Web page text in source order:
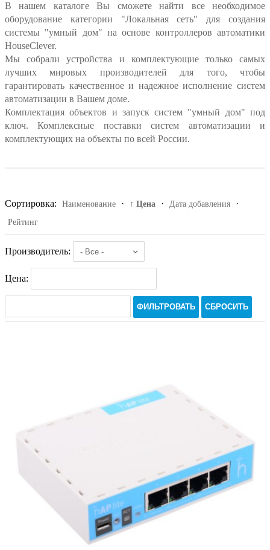
В нашем каталоге Вы сможете найти все необходимое
оборудование категории "Локальная сеть" для создания
системы "умный дом" на основе контроллеров автоматики
HouseClever.
Мы собрали устройства и комплектующие только самых
лучших мировых производителей для того, чтобы
гарантировать качественное и надежное исполнение систем
автоматизации в Вашем доме.
Комплектация объектов и запуск систем "умный дом" под
ключ. Комплексные поставки систем автоматизации и
комплектующих на объекты по всей России.
Сортировка: Наименование · ↑ Цена · Дата добавления ·
Рейтинг
Производитель:
Цена:
ФИЛЬТРОВАТЬ СБРОСИТЬ